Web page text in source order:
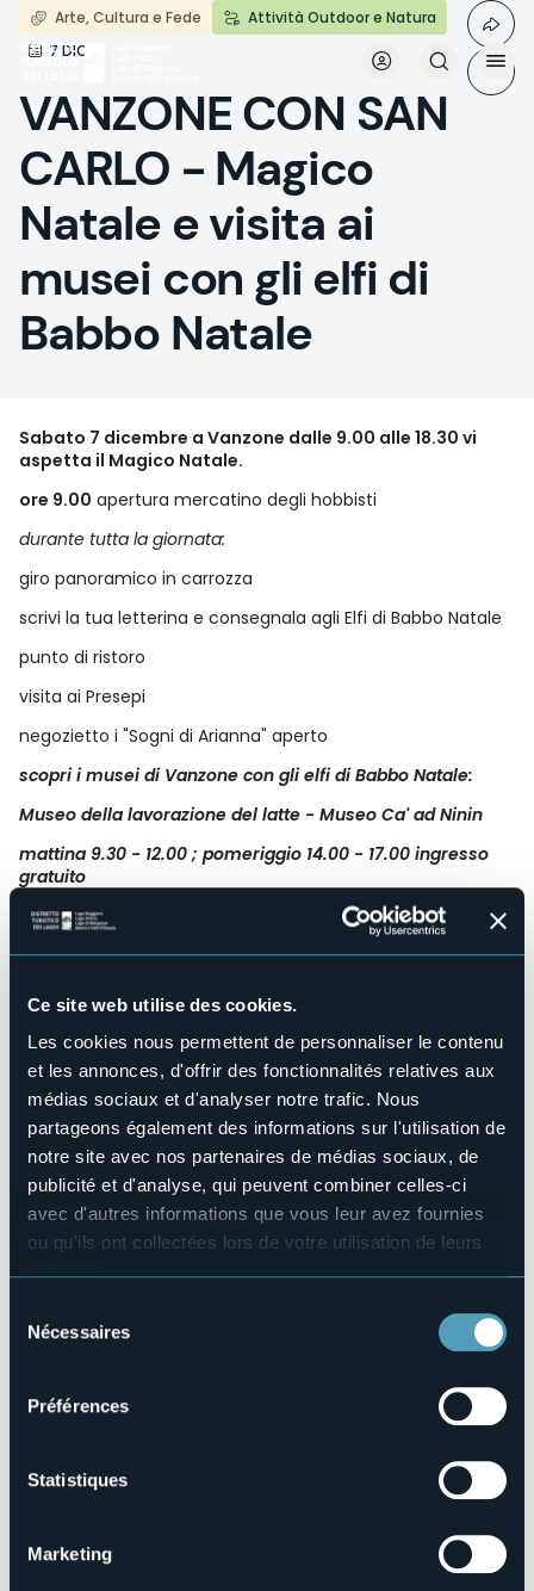
Ce site web utilise des cookies.
Les cookies nous permettent de personnaliser le contenu
et les annonces, d'offrir des fonctionnalités relatives aux
médias sociaux et d'analyser notre trafic. Nous
partageons également des informations sur l'utilisation de
notre site avec nos partenaires de médias sociaux, de
publicité et d'analyse, qui peuvent combiner celles-ci
avec d'autres informations que vous leur avez fournies
ou qu'ils ont collectées lors de votre utilisation de leurs
manière de les gérer et de les supprimer,
cliquez ici
Nécessaires
Préférences
Statistiques
Marketing
Aller
au
contenu
Arte, Cultura e Fede
Attività Outdoor e Natura
7 DIC
VANZONE CON SAN
CARLO - Magico
Natale e visita ai
musei con gli elfi di
Babbo Natale
Sabato 7 dicembre a Vanzone dalle 9.00 alle 18.30 vi
aspetta il Magico Natale.
ore 9.00 apertura mercatino degli hobbisti
durante tutta la giornata:
giro panoramico in carrozza
scrivi la tua letterina e consegnala agli Elfi di Babbo Natale
punto di ristoro
visita ai Presepi
negozietto i "Sogni di Arianna" aperto
scopri i musei di Vanzone con gli elfi di Babbo Natale:
Museo della lavorazione del latte - Museo Ca' ad Ninin
mattina 9.30 - 12.00 ; pomeriggio 14.00 - 17.00 ingresso
gratuito
ore 18.00accensione dell'albero con i bambini della scuola
dell'infanzia di Vanzone e scambio degli auguri con
cioccolata calda e vin brulè per grandi e piccini
ore 18.30Santa Messa con benedizione delle statuine di
INFO: 347 9175820 -prolocovanzone@gmail.com
Organisateur de l'événement
Pro Loco Vanzone con San Carlo e Ass. I Ghet ad Canfnil
Lieu de l'événement
Vanzone
Téléphone
+39 347 9175820
E-mail
prolocovanzone@gmail.com
28879 - Vanzone con San Carlo (VB)